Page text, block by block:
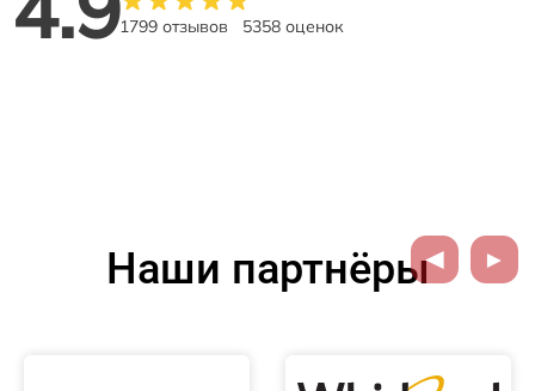
1799 отзывов 5358 оценок
Наши партнёры